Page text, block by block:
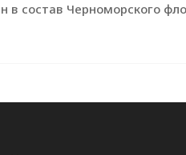
в состав Черноморского